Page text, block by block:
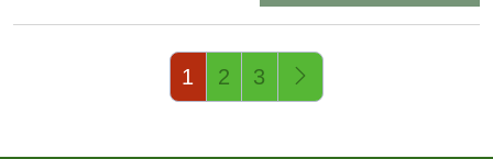
1 2 3